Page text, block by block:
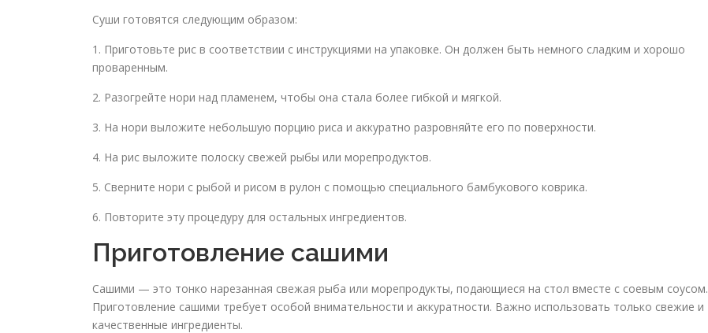
Суши готовятся следующим образом:
1. Приготовьте рис в соответствии с инструкциями на упаковке. Он должен быть немного сладким и хорошо
проваренным.
2. Разогрейте нори над пламенем, чтобы она стала более гибкой и мягкой.
3. На нори выложите небольшую порцию риса и аккуратно разровняйте его по поверхности.
4. На рис выложите полоску свежей рыбы или морепродуктов.
5. Сверните нори с рыбой и рисом в рулон с помощью специального бамбукового коврика.
6. Повторите эту процедуру для остальных ингредиентов.
Приготовление сашими
Сашими — это тонко нарезанная свежая рыба или морепродукты, подающиеся на стол вместе с соевым соусом.
Приготовление сашими требует особой внимательности и аккуратности. Важно использовать только свежие и
качественные ингредиенты.